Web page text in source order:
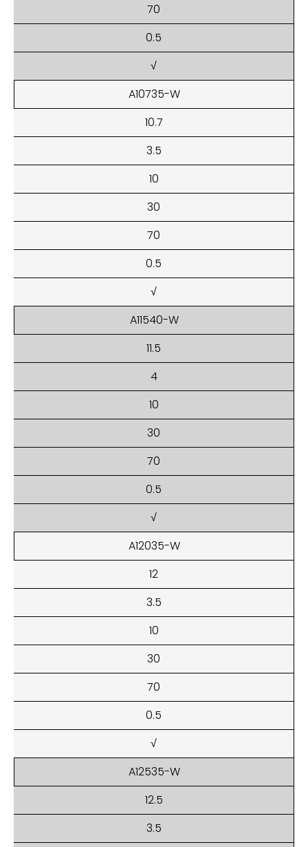
70
0.5
√
A10735-W
10.7
3.5
10
30
70
0.5
√
A11540-W
11.5
4
10
30
70
0.5
√
A12035-W
12
3.5
10
30
70
0.5
√
A12535-W
12.5
3.5